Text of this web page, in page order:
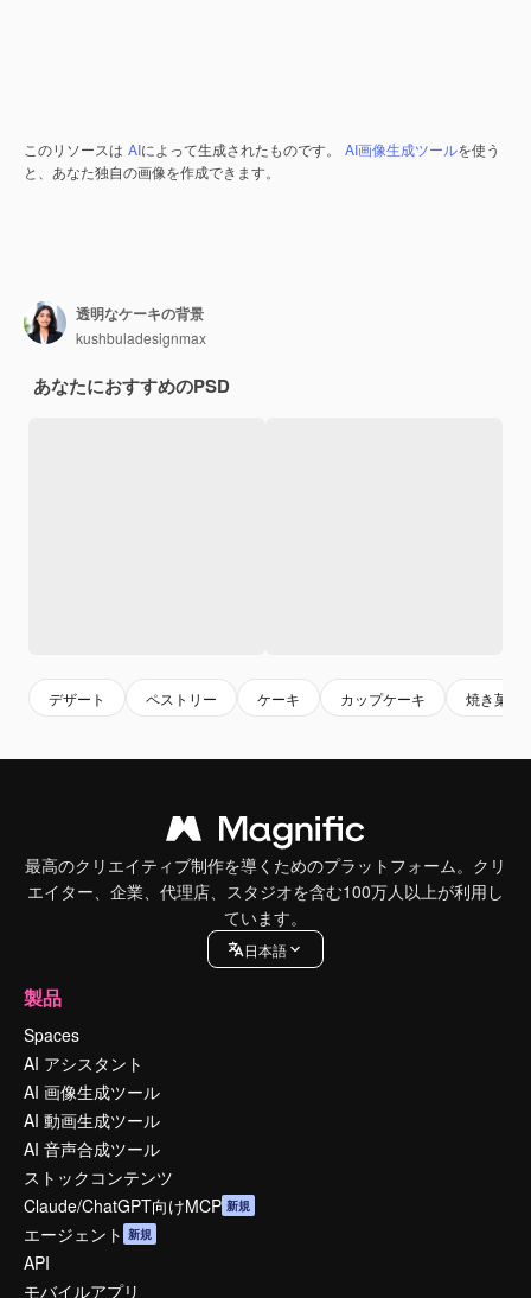
このリソースは AIによって生成されたものです。 AI画像生成ツールを使う
と、あなた独自の画像を作成できます。
透明なケーキの背景
kushbuladesignmax
あなたにおすすめのPSD
デザート ペストリー ケーキ カップケーキ 焼き菓子
最高のクリエイティブ制作を導くためのプラットフォーム。クリ
エイター、企業、代理店、スタジオを含む100万人以上が利用し
ています。
日本語
製品
Spaces
AI アシスタント
AI 画像生成ツール
AI 動画生成ツール
AI 音声合成ツール
ストックコンテンツ
Claude/ChatGPT向けMCP 新規
エージェント 新規
API
モバイルアプリ